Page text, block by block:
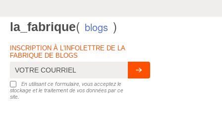
la_fabrique( blogs )
INSCRIPTION À L'INFOLETTRE DE LA
FABRIQUE DE BLOGS
En utilisant ce formulaire, vous acceptez le
stockage et le traitement de vos données par ce
site.